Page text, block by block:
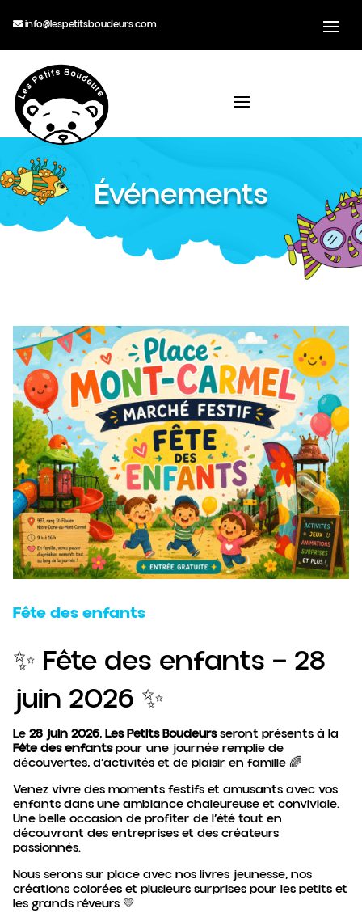
info@lespetitsboudeurs.com
Événements
Fête des enfants
✨ Fête des enfants — 28
juin 2026 ✨
Le28 juin 2026,Les Petits Boudeursseront présents à la
Fête des enfantspour une journée remplie de
découvertes, d’activités et de plaisir en famille 🌈
Venez vivre des moments festifs et amusants avec vos
enfants dans une ambiance chaleureuse et conviviale.
Une belle occasion de profiter de l’été tout en
découvrant des entreprises et des créateurs
passionnés.
Nous serons sur place avec nos livres jeunesse, nos
créations colorées et plusieurs surprises pour les petits et
les grands rêveurs 💛